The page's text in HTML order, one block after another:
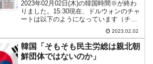
2023年02月02日(木)の韓国時間※が終わ
りました。15:30現在、ドルウォンのチャ
ートは以下のようになっています（チャ
ートは『Investing.com』より引用）。一
時「1ドル＝1,216ウォン」まで下げまし
たが、戻しました(笑)。...
2023.02.02
韓国「そもそも民主労総は親北朝
鮮団体ではないのか」